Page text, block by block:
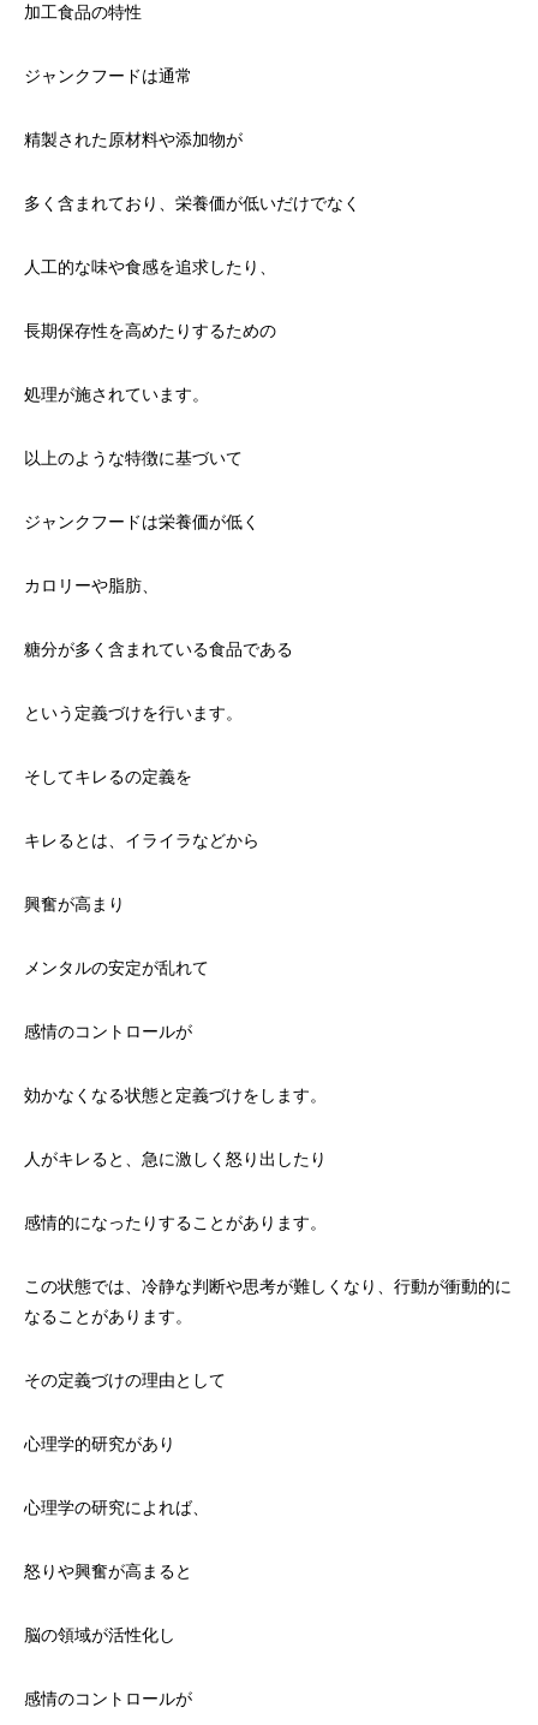
加工食品の特性
ジャンクフードは通常
精製された原材料や添加物が
多く含まれており、栄養価が低いだけでなく
人工的な味や食感を追求したり、
長期保存性を高めたりするための
処理が施されています。
以上のような特徴に基づいて
ジャンクフードは栄養価が低く
カロリーや脂肪、
糖分が多く含まれている食品である
という定義づけを行います。
そしてキレるの定義を
キレるとは、イライラなどから
興奮が高まり
メンタルの安定が乱れて
感情のコントロールが
効かなくなる状態と定義づけをします。
人がキレると、急に激しく怒り出したり
感情的になったりすることがあります。
この状態では、冷静な判断や思考が難しくなり、行動が衝動的に
なることがあります。
その定義づけの理由として
心理学的研究があり
心理学の研究によれば、
怒りや興奮が高まると
脳の領域が活性化し
感情のコントロールが